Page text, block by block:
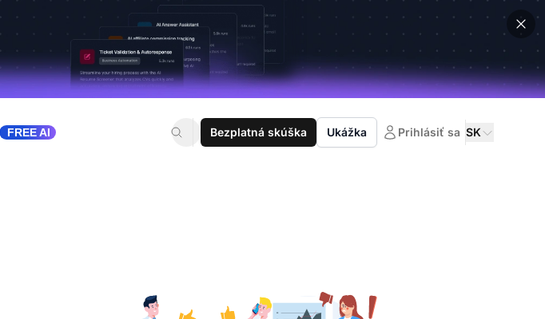
FREE AI Bezplatná skúška Ukážka Prihlásiť sa SK